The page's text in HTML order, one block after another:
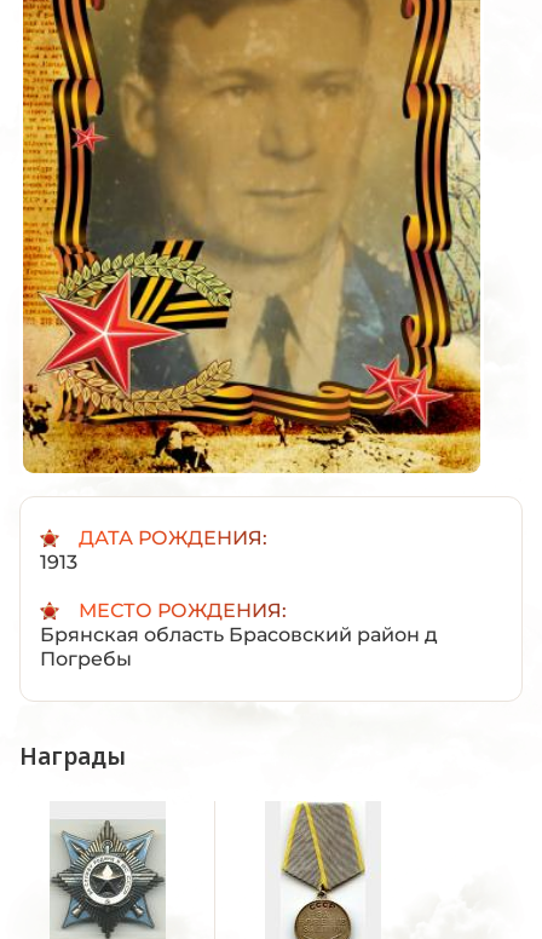
ДАТА РОЖДЕНИЯ:
1913
МЕСТО РОЖДЕНИЯ:
Брянская область Брасовский район д
Погребы
Награды